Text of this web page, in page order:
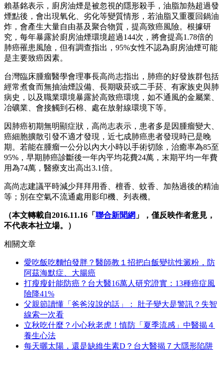
賴基銘表示，廚房油煙是被忽視的隱形殺手，油脂加熱超過發
煙點後，會出現氧化、劣化等變質情形，若油脂又重覆回鍋油
炸，會產生大量自由基及聚合物質，提高致癌風險。根據研
究，每年暴露於廚房油煙環境超過144次，將會提高1.78倍的
肺癌罹患風險，但有調查指出，95%女性不認為廚房油煙可能
是主要致癌因素。
台灣臨床腫瘤醫學會理事長高尚志指出，肺癌的好發族群包括
經常煮食而無抽油煙設備、長期吸菸或二手菸、有家族史與肺
病史，以及職業環境暴露於高致癌環境，如不通風的金屬業、
冶礦業、會接觸到石棉、處在放射線環境下等。
因肺癌初期無明顯症狀，高尚志表示，患者多是因腫瘤變大、
癌細胞擴散引發不適才發現，近七成肺癌患者發現時已是晚
期。若能在腫瘤一公分以內大小時以手術切除，治癒率為85至
95%，早期肺癌診斷後一年內平均花費24萬，末期平均一年費
用為74萬，醫療支出高出3.1倍。
高尚志建議平時減少拜拜用香、檀香、蚊香、加熱過後的精油
等；別在空氣不流通處用影印機、列表機。
（本文轉載自2016.11.16「 聯合新聞網 」，僅反映作者意見，
不代表本社立場。）
相關文章
愛吃飯吃麵怕發胖？醫師教１招把白飯變抗性澱粉，防
阿茲海默症、大腸癌
打瘦瘦針能防癌？台大醫16萬人研究證實：13種癌症風
險降41%
父親節讀懂「爸爸沒說的話」： 肚子變大是警訊？失智
線索一次看
立秋吃什麼？小心秋老虎！慎防「夏季流感」中醫揭４
養生心法
每天曬太陽，還是缺維生素D？台大醫揭７大隱形陷阱